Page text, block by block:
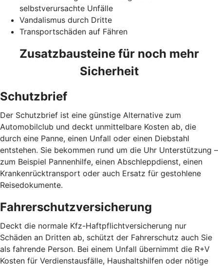
selbstverursachte Unfälle
Vandalismus durch Dritte
Transportschäden auf Fähren
Zusatzbausteine für noch mehr
Sicherheit
Schutzbrief
Der Schutzbrief ist eine günstige Alternative zum
Automobilclub und deckt unmittelbare Kosten ab, die
durch eine Panne, einen Unfall oder einen Diebstahl
entstehen. Sie bekommen rund um die Uhr Unterstützung –
zum Beispiel Pannenhilfe, einen Abschleppdienst, einen
Krankenrücktransport oder auch Ersatz für gestohlene
Reisedokumente.
Fahrerschutzversicherung
Deckt die normale Kfz-Haftpflichtversicherung nur
Schäden an Dritten ab, schützt der Fahrerschutz auch Sie
als fahrende Person. Bei einem Unfall übernimmt die R+V
Kosten für Verdienstausfälle, Haushaltshilfen oder nötige